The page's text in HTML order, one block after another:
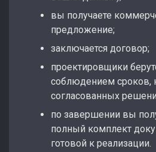
вы получаете
предложение;
заключается договор;
проектировщики
соблюдением сроков,
согласованных
по завершении вы
полный комплект
готовой к реализации.